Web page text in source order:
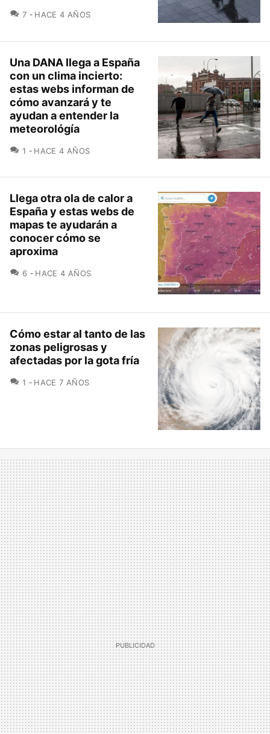
7 COMENTARIOS
HACE 4 AÑOS
Una DANA llega a España
con un clima incierto:
estas webs informan de
cómo avanzará y te
ayudan a entender la
meteorológía
1 COMENTARIOS
HACE 4 AÑOS
Llega otra ola de calor a
España y estas webs de
mapas te ayudarán a
conocer cómo se
aproxima
6 COMENTARIOS
HACE 4 AÑOS
Cómo estar al tanto de las
zonas peligrosas y
afectadas por la gota fría
1 COMENTARIOS
HACE 7 AÑOS